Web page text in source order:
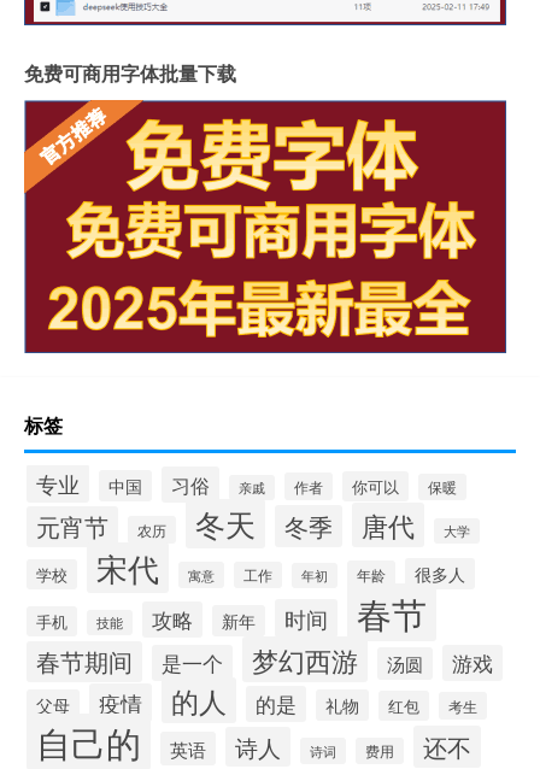
免费可商用字体批量下载
标签
专业 中国 习俗 亲戚 作者 你可以 保暖
元宵节 农历 冬天 冬季 唐代 大学
学校 宋代 寓意 工作 年初 年龄 很多人
手机 技能 攻略 新年 时间 春节
春节期间 是一个 梦幻西游 汤圆 游戏
父母 疫情 的人 的是 礼物 红包 考生
自己的 英语 诗人 诗词 费用 还不